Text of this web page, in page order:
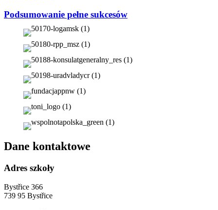
Podsumowanie pełne sukcesów
Dane kontaktowe
Adres szkoły
Bystřice 366
739 95 Bystřice